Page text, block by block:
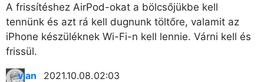
A frissítéshez AirPod-okat a bölcsőjükbe kell
tennünk és azt rá kell dugnunk töltőre, valamit az
iPhone készüléknek Wi-Fi-n kell lennie. Várni kell és
frissül.
vjan 2021.10.08. 02:03